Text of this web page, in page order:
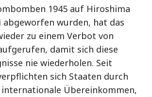
1945 auf Hiroshima
abgeworfen wurden, hat das
zu einem Verbot von
damit sich diese
nie wiederholen. Seit
sich Staaten durch
internationale Übereinkommen,